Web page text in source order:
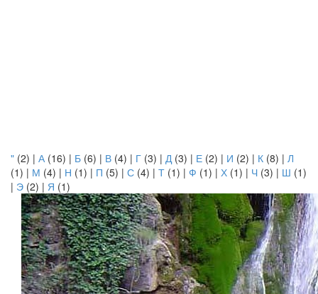
" (2) | А(16) | Б (6) | В (4) | Г (3) | Д(3) | Е (2) | И (2) | К (8) | Л
(1) | М (4) | Н (1) | П (5) | С (4) | Т (1) | Ф (1) | Х (1) | Ч (3) | Ш (1)
| Э (2) | Я (1)